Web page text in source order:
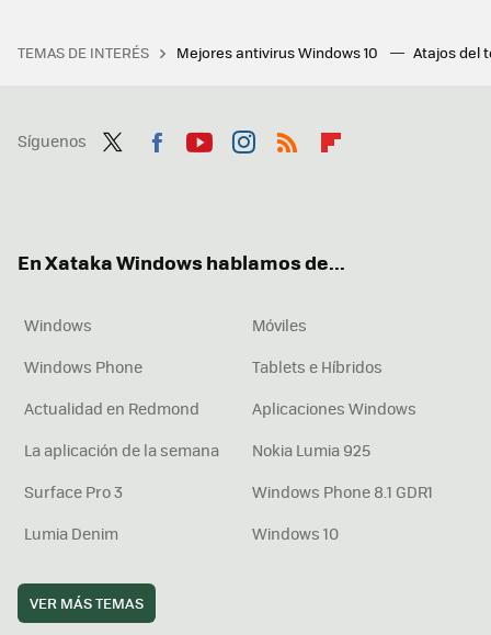
TEMAS DE INTERÉS Mejores antivirus Windows 10 Atajos del
Síguenos
En Xataka Windows hablamos de...
Windows
Móviles
Windows Phone
Tablets e Híbridos
Actualidad en Redmond
Aplicaciones Windows
La aplicación de la semana
Nokia Lumia 925
Surface Pro 3
Windows Phone 8.1 GDR1
Lumia Denim
Windows 10
VER MÁS TEMAS